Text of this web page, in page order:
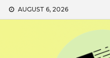
Skip
AUGUST 6, 2026